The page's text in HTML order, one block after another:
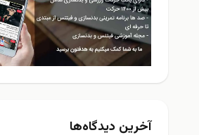
آخرین دیدگاه‌ها